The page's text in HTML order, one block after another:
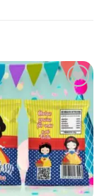
Añadir
a la
lista
de
deseos